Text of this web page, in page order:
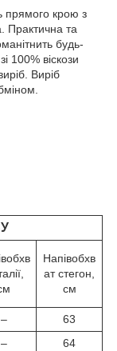
прямого крою з
Практична та
будь-
100% віскози
Виріб
Напівобхв
ат стегон,
см
–
63
–
64